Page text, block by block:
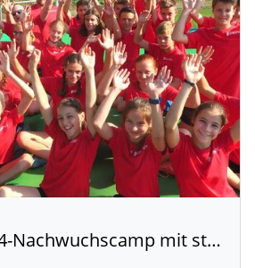
Doppeltes U14-Nachwuchscamp mit strahlenden Gesichtern